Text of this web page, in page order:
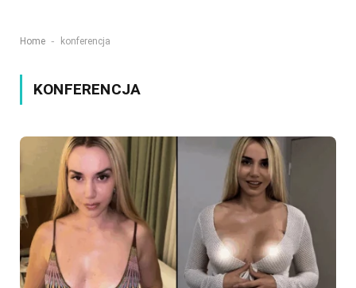
Home - konferencja
KONFERENCJA